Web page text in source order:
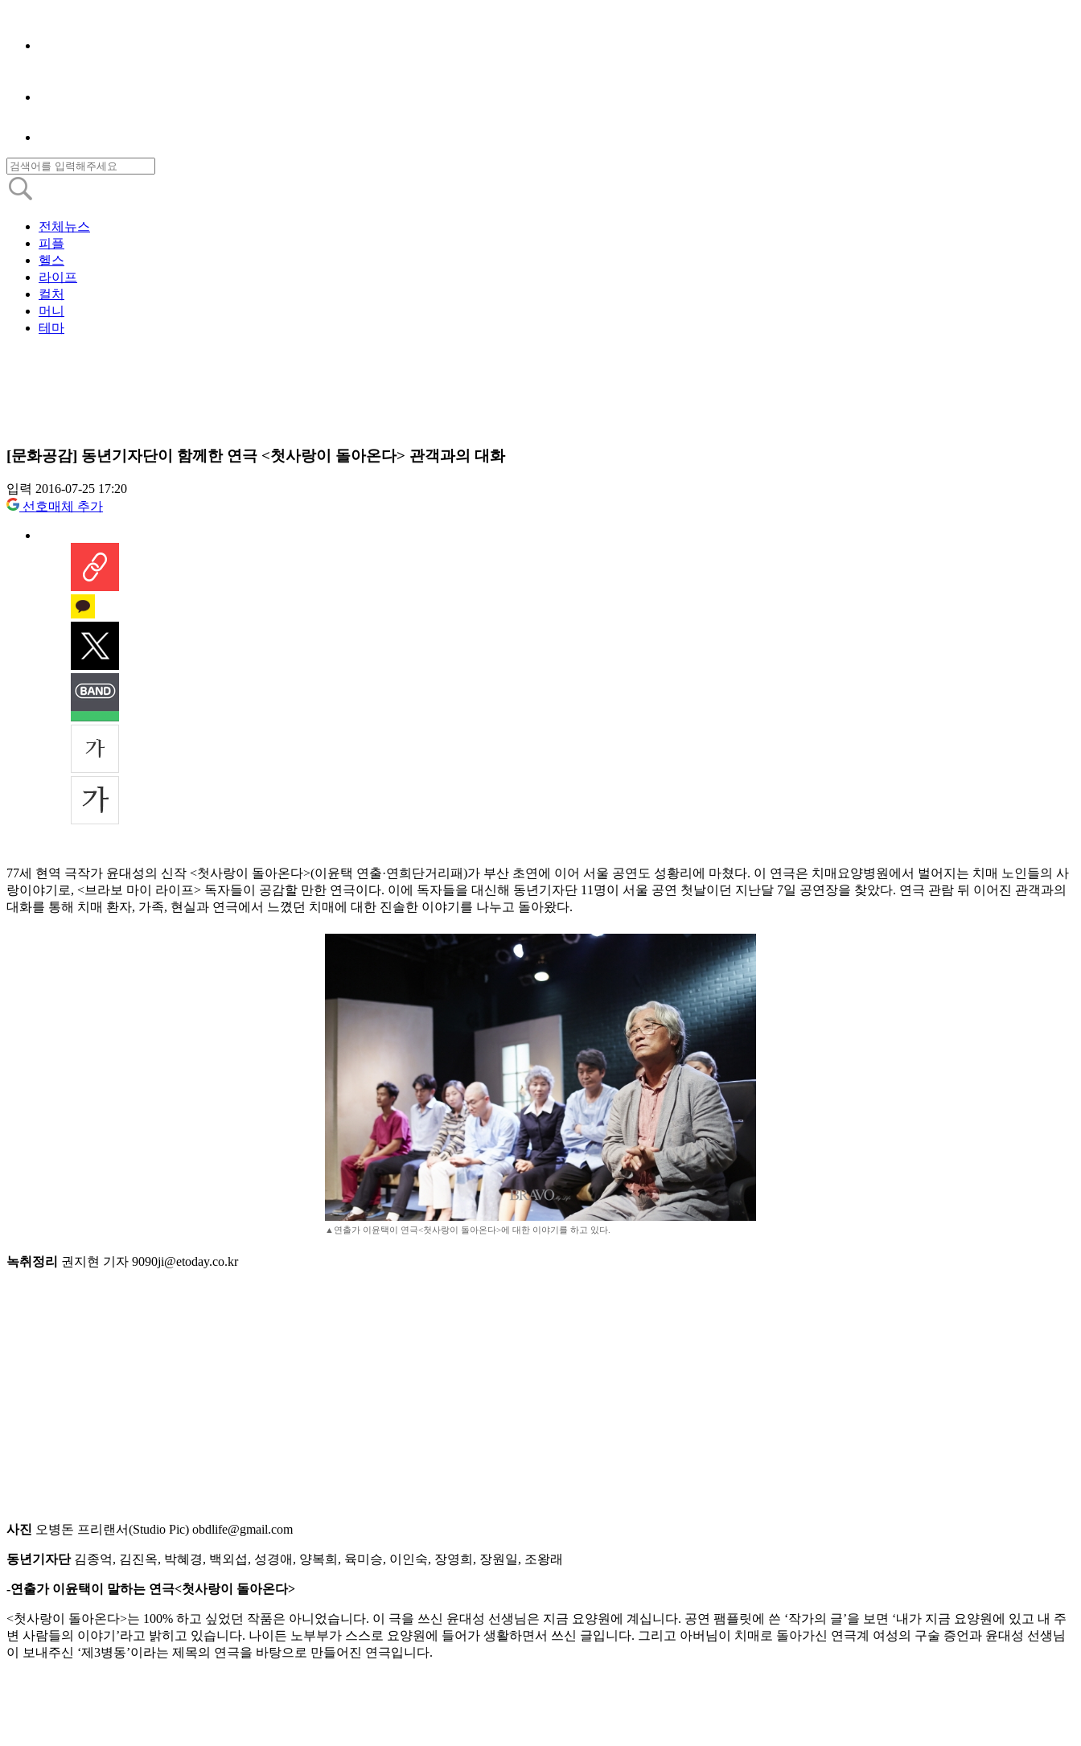
전체뉴스
피플
헬스
라이프
컬처
머니
테마
[문화공감] 동년기자단이 함께한 연극 <첫사랑이 돌아온다> 관객과의 대화
입력 2016-07-25 17:20
선호매체 추가
77세 현역 극작가 윤대성의 신작 <첫사랑이 돌아온다>(이윤택 연출·연희단거리패)가 부산 초연에 이어 서울 공연도 성황리에 마쳤다. 이 연극은 치매요양병원에서 벌어지는 치매 노인들의 사
랑이야기로, <브라보 마이 라이프> 독자들이 공감할 만한 연극이다. 이에 독자들을 대신해 동년기자단 11명이 서울 공연 첫날이던 지난달 7일 공연장을 찾았다. 연극 관람 뒤 이어진 관객과의
대화를 통해 치매 환자, 가족, 현실과 연극에서 느꼈던 치매에 대한 진솔한 이야기를 나누고 돌아왔다.
▲연출가 이윤택이 연극<첫사랑이 돌아온다>에 대한 이야기를 하고 있다.
녹취정리 권지현 기자 9090ji@etoday.co.kr
사진 오병돈 프리랜서(Studio Pic) obdlife@gmail.com
동년기자단김종억, 김진옥, 박혜경, 백외섭, 성경애, 양복희, 육미승, 이인숙, 장영희, 장원일, 조왕래
-연출가 이윤택이 말하는 연극<첫사랑이 돌아온다>
<첫사랑이 돌아온다>는 100% 하고 싶었던 작품은 아니었습니다. 이 극을 쓰신 윤대성 선생님은 지금 요양원에 계십니다. 공연 팸플릿에 쓴 ‘작가의 글’을 보면 ‘내가 지금 요양원에 있고 내 주
변 사람들의 이야기’라고 밝히고 있습니다. 나이든 노부부가 스스로 요양원에 들어가 생활하면서 쓰신 글입니다. 그리고 아버님이 치매로 돌아가신 연극계 여성의 구술 증언과 윤대성 선생님
이 보내주신 ‘제3병동’이라는 제목의 연극을 바탕으로 만들어진 연극입니다.